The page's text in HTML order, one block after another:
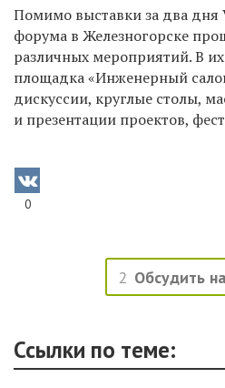
Помимо выставки за два дня
форума в Железногорске
различных мероприятий. В
площадка «Инженерный
дискуссии, круглые столы,
и презентации проектов,
0
2 Обсудить
Ссылки по теме: